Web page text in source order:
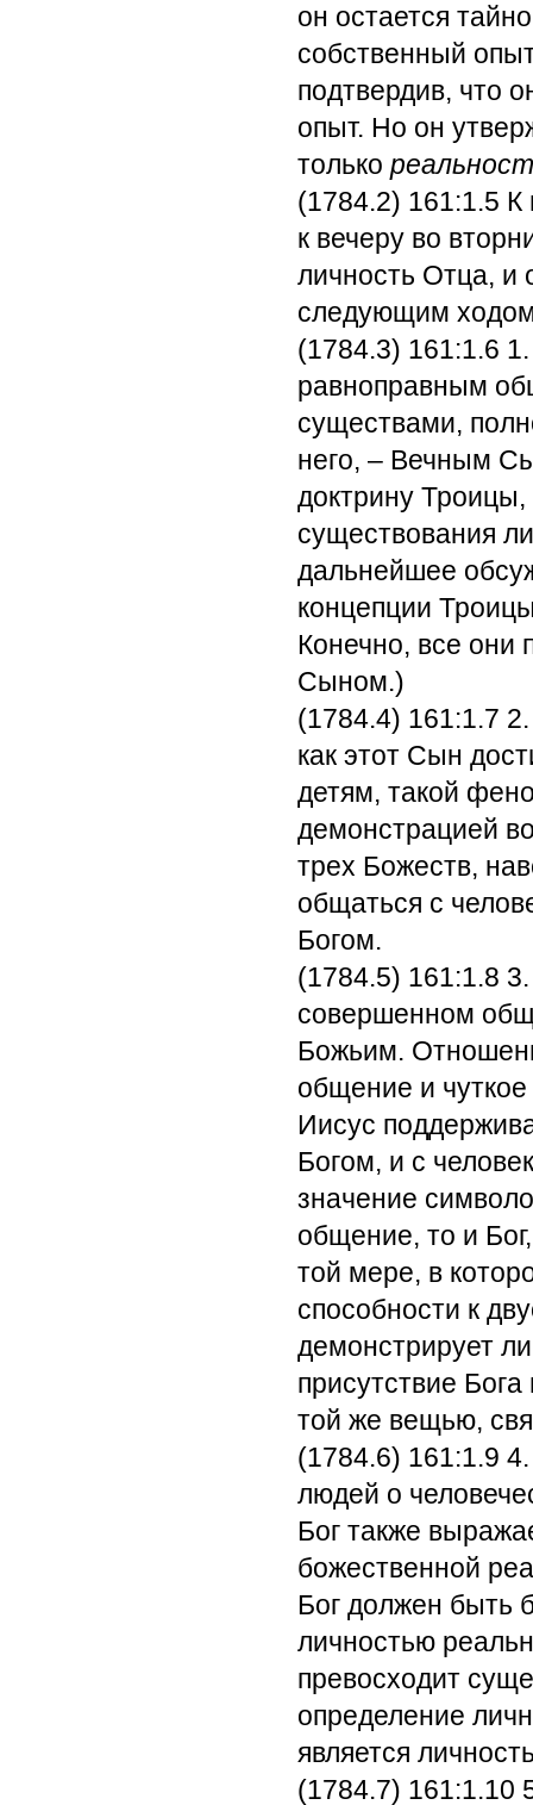
он остается
собственный
подтвердив, что
опыт. Но он
только
(1784.2) 161:1.5 К
к вечеру во
личность Отца, и
следующим
(1784.3) 161:1.6
равноправным
существами,
него, – Вечным
доктрину
существования
дальнейшее
концепции
Конечно, все они
Сыном.)
(1784.4) 161:1.7
как этот Сын
детям, такой
демонстрацией
трех Божеств,
общаться с
Богом.
(1784.5) 161:1.8
совершенном
Божьим.
общение и
Иисус
Богом, и с
значение
общение, то и
той мере, в
способности к
демонстрирует
присутствие
той же вещью,
(1784.6) 161:1.9
людей о
Бог также
божественной
Бог должен быть
личностью
превосходит
определение
является
(1784.7) 161:1.10